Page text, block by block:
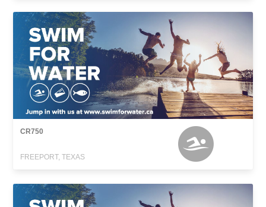
CR750
FREEPORT, TEXAS